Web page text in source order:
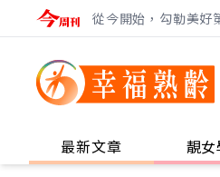
從今開始，勾勒美好
最新文章 靚女